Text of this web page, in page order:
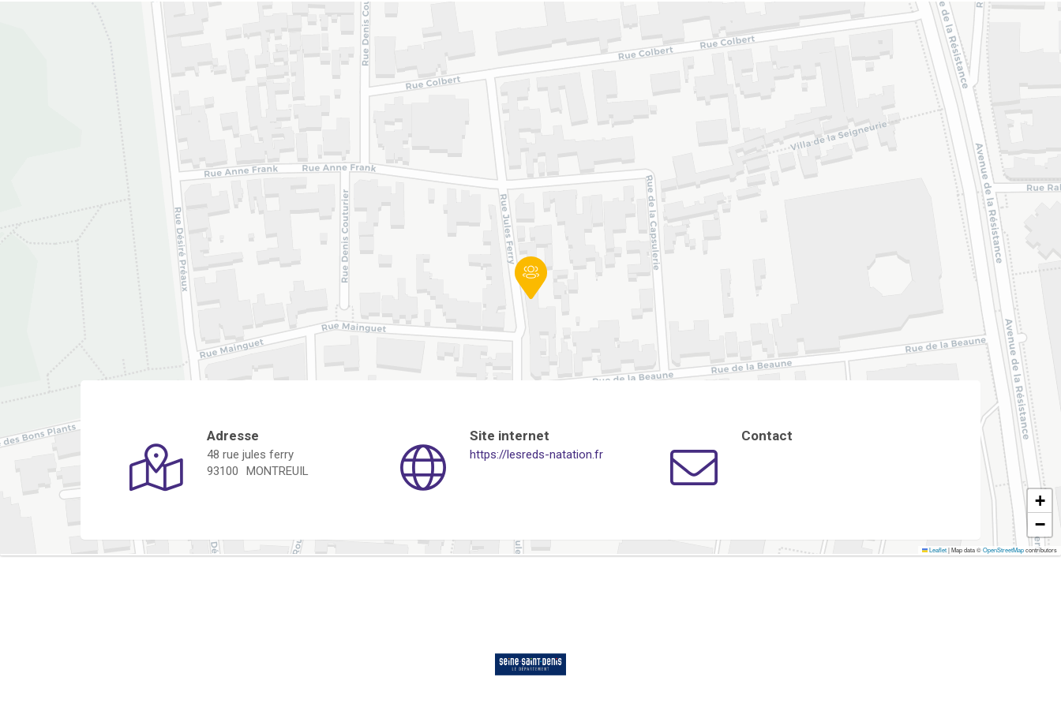
+
−
Leaflet|Map data ©OpenStreetMapcontributors
Adresse
48 rue jules ferry
93100
MONTREUIL
Site internet
https://lesreds-natation.fr
Contact